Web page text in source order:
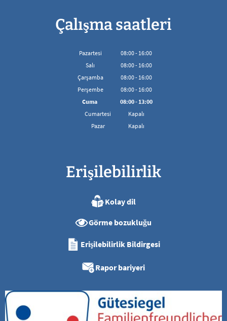
Çalışma saatleri
Pazartesi 08:00- 16:00
08:00'den 16:00'ya kadar
Salı 08:00- 16:00
08:00'den 16:00'ya kadar
Çarşamba 08:00- 16:00
08:00'den 16:00'ya kadar
Perşembe 08:00- 16:00
08:00'den 16:00'ya kadar
Cuma 08:00- 13:00
08:00 - 13:00 arası
Cumartesi
Kapalı
Pazar
Kapalı
Erişilebilirlik
Kolay dil
Görme bozukluğu
Erişilebilirlik Bildirgesi
Rapor bariyeri